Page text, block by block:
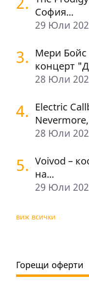
София...
29 Юли
3. Мери Бойс
концерт
28 Юли
4. Electric
28 Юли
5. Voivod –
на...
29 Юли
виж всички
Горещи оферти